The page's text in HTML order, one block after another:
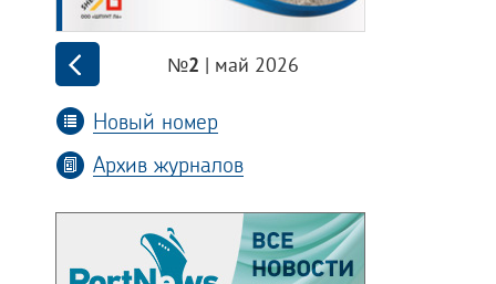
№2 | май 2026
Новый номер
Архив журналов